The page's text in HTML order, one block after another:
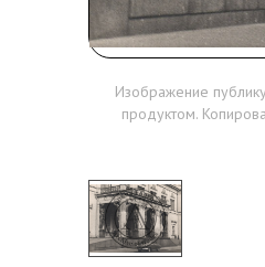
Изображение
продуктом.